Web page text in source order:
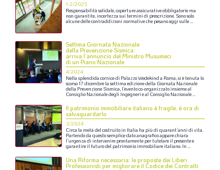
1-2/2025
Responsabilità solidale,copertureassicurativeobbligatorie ma
non garantite,incertezza sui termini di prescrizione. Sonosolo
alcunedellecontraddizioni normativeche pesanooggi sulle...
Settima Giornata Nazionale
della Prevenzione Sismica:
arriva l’annuncio del Ministro Musumeci
di un Piano Nazionale
4/2024
Nella splendida cornicedi PalazzoWedekind a Roma,si è tenuta lo
scorso17dicembre la settima edizionedella Giornata Nazionale
della Prevenzione Sismica, l’eventoco-organizzatoinsiemeal
Consiglio Nazionaledegli Ingegneri eal Consiglio Nazionale...
Il patrimonio immobiliare italiano è fragile, è ora di
salvaguardarlo
3/2024
Circa la metà del costruitoin Italia ha più di quarant’anni di vita.
Partendoda questosemplicedatoanagraficoapparechiara
l’urgenza di intervenire prontamente per tutelareil presentee
garantireil futurodel patrimonioimmobiliareitaliano. In ...
Una Riforma necessaria: le proposte dei Liberi
Professionisti per migliorare il Codice dei Contratti